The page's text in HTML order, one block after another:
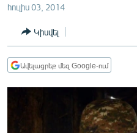
ԻՐԱՎՈՒՆՔ
ՀԱՍԱՐԱԿՈՒԹՅՈՒՆ
ՏՆՏԵՍՈՒԹՅՈՒՆ
ՊԱՏԵՐԱԶՄԻ 6 ՇԱԲԱԹՆԵՐԸ
ՏԱՐԱԾԱՇՐՋԱՆ
հուլիս 03, 2014
Կիսվել
Ավելացրեք մեզ Google-ում